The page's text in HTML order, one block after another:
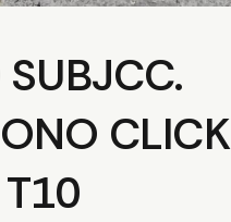
SUBJCC.
CLICK